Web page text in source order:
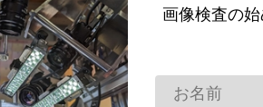
検査
不良
ICチップのリード計測
検査対象
検査内容
業界
電子/半導体
画像検査の